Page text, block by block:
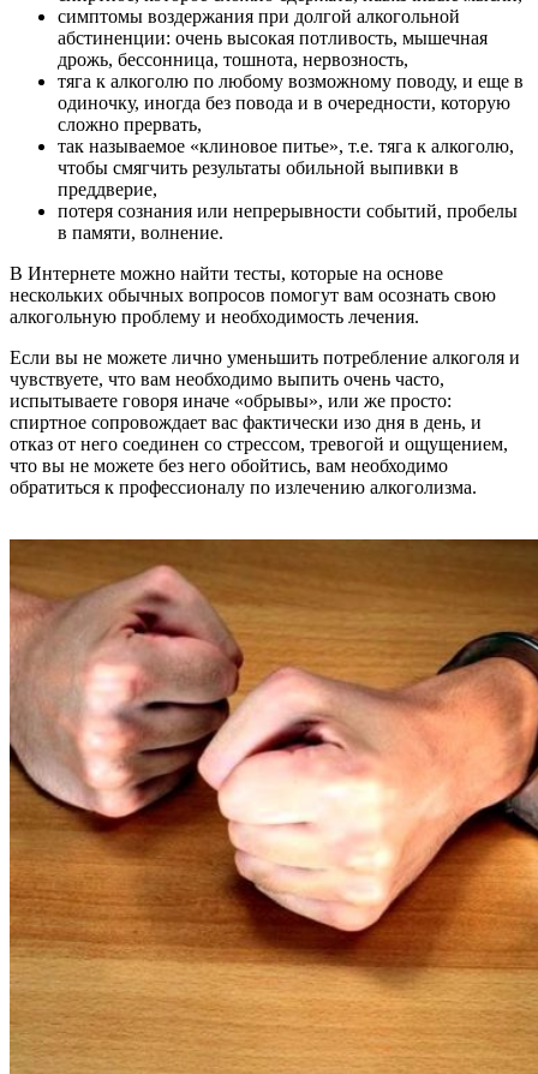
симптомы воздержания при долгой алкогольной
абстиненции: очень высокая потливость, мышечная
дрожь, бессонница, тошнота, нервозность,
тяга к алкоголю по любому возможному поводу, и еще в
одиночку, иногда без повода и в очередности, которую
сложно прервать,
так называемое «клиновое питье», т.е. тяга к алкоголю,
чтобы смягчить результаты обильной выпивки в
преддверие,
потеря сознания или непрерывности событий, пробелы
в памяти, волнение.
В Интернете можно найти тесты, которые на основе
нескольких обычных вопросов помогут вам осознать свою
алкогольную проблему и необходимость лечения.
Если вы не можете лично уменьшить потребление алкоголя и
чувствуете, что вам необходимо выпить очень часто,
испытываете говоря иначе «обрывы», или же просто:
спиртное сопровождает вас фактически изо дня в день, и
отказ от него соединен со стрессом, тревогой и ощущением,
что вы не можете без него обойтись, вам необходимо
обратиться к профессионалу по излечению алкоголизма.